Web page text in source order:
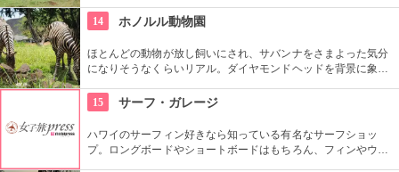
ック・パーク』のロケ地としても知られ、ロケ地巡りのバスも
あります。
14 ホノルル動物園
ほとんどの動物が放し飼いにされ、サバンナをさまよった気分
になりそうなくらいリアル。ダイヤモンドヘッドを背景に象さ
ルーツを観察できたりと、随所でハワイらしさも楽しめます。
15 サーフ・ガレージ
ハワイのサーフィン好きなら知っている有名なサーフショッ
プ。ロングボードやショートボードはもちろん、フィンやウェ